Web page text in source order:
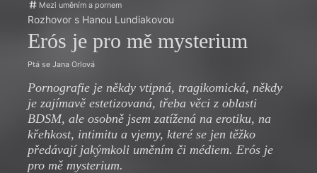
Drobná publicistika
Esejistika
Recenze a reflexe
Reportáže
Rozhovory
Právě vychází
Mauzoleum
Divadlo
Historie kolonialismu
Dokument
Výroční ceny
Mezi uměním a pornem
Rozhovor s Hanou Lundiakovou
Erós je pro mě mysterium
Ptá se Jana Orlová
Pornografie je někdy vtipná, tragikomická, někdy
je zajímavě estetizovaná, třeba věci z oblasti
BDSM, ale osobně jsem zatížená na erotiku, na
křehkost, intimitu a vjemy, které se jen těžko
předávají jakýmkoli uměním či médiem. Erós je
pro mě mysterium.